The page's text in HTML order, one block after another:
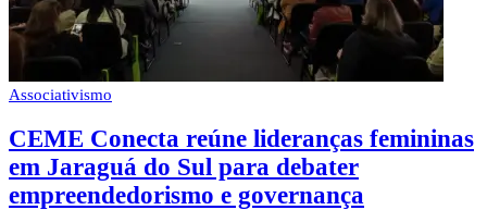
Associativismo
CEME Conecta reúne lideranças femininas
em Jaraguá do Sul para debater
empreendedorismo e governança